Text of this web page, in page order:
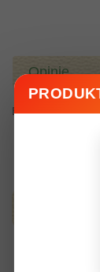
Opinie
Brak